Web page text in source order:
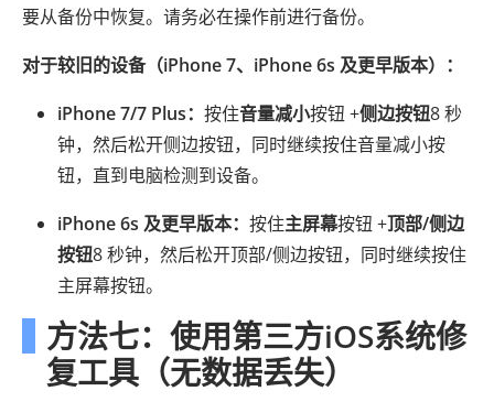
要从备份中恢复。请务必在操作前进行备份。
对于较旧的设备（iPhone 7、iPhone 6s 及更早版本）：
iPhone 7/7 Plus： 按住音量减小按钮 +侧边按钮8 秒
钟，然后松开侧边按钮，同时继续按住音量减小按
钮，直到电脑检测到设备。
iPhone 6s 及更早版本： 按住主屏幕按钮 +顶部/侧边
按钮8 秒钟，然后松开顶部/侧边按钮，同时继续按住
主屏幕按钮。
方法七：使用第三方iOS系统修
复工具（无数据丢失）